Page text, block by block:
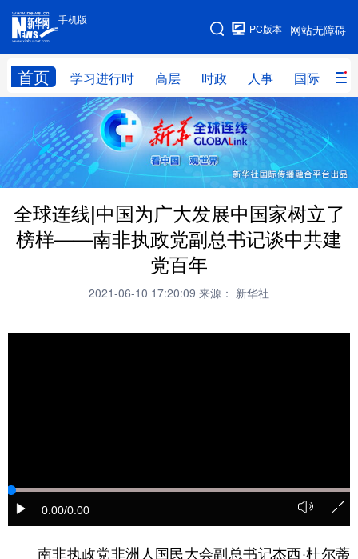
手机版
网站无障碍
PC版本
首页 学习进行时 高层 时政 人事 国际 财
手机版
网站地图
学习进行时 高层 时政 人事
国际 财经 网评 港澳
台湾 思客智库 全球连线 教育
科技 科创 量子 体育
书画 健康 军事
视频 图片
公益 一带一路 亚太网 上市公司
文化产业
全球连线|中国为广大发展中国家树立了
榜样——南非执政党副总书记谈中共建
党百年
2021-06-10 17:20:09 来源： 新华社
0:00/0:00
南非执政党非洲人国民大会副总书记杰西·杜尔蒂